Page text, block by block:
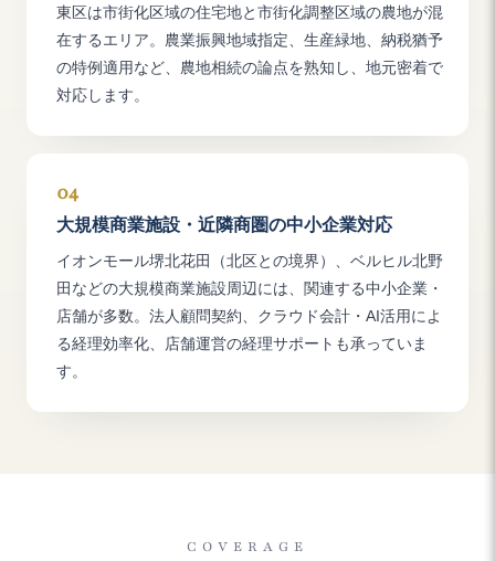
東区は市街化区域の住宅地と市街化調整区域の農地が混
在するエリア。農業振興地域指定、生産緑地、納税猶予
の特例適用など、農地相続の論点を熟知し、地元密着で
対応します。
04
大規模商業施設・近隣商圏の中小企業対応
イオンモール堺北花田（北区との境界）、ベルヒル北野
田などの大規模商業施設周辺には、関連する中小企業・
店舗が多数。法人顧問契約、クラウド会計・AI活用によ
る経理効率化、店舗運営の経理サポートも承っていま
す。
COVERAGE